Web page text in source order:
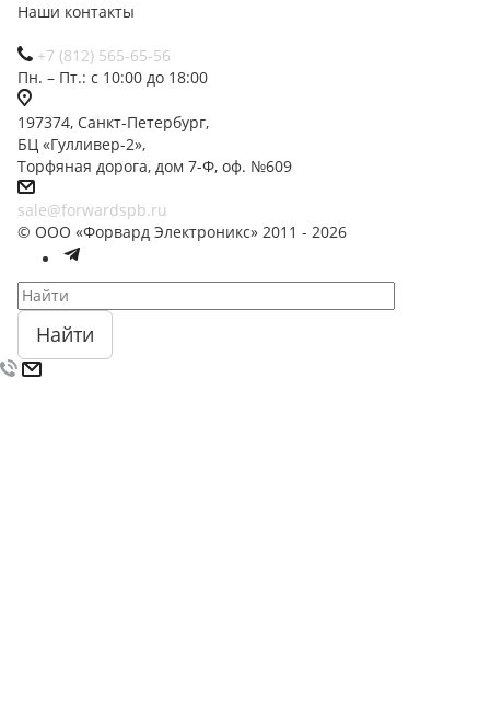
Наши контакты
+7 (812) 565-65-56
Пн. – Пт.: с 10:00 до 18:00
197374, Санкт-Петербург,
БЦ «Гулливер-2»,
Торфяная дорога, дом 7-Ф, оф. №609
sale@forwardspb.ru
© ООО «Форвард Электроникс» 2011 - 2026
Найти